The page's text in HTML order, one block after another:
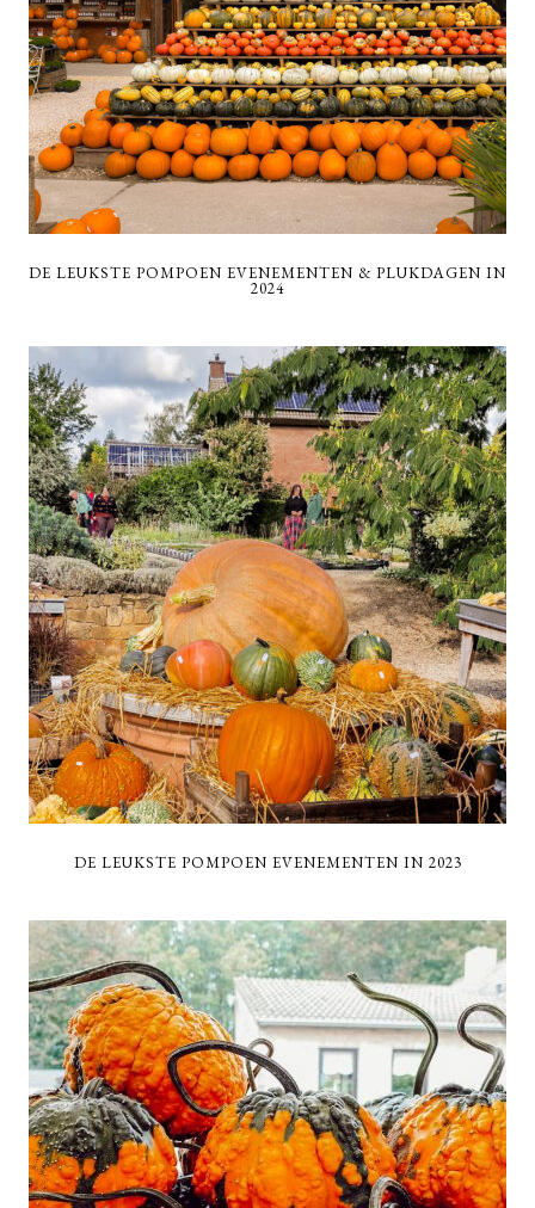
DE LEUKSTE POMPOEN EVENEMENTEN & PLUKDAGEN IN
2024
DE LEUKSTE POMPOEN EVENEMENTEN IN 2023